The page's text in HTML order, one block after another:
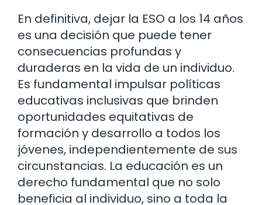
En definitiva, dejar la ESO a los 14 años
es una decisión que puede tener
consecuencias profundas y
duraderas en la vida de un individuo.
Es fundamental impulsar políticas
educativas inclusivas que brinden
oportunidades equitativas de
formación y desarrollo a todos los
jóvenes, independientemente de sus
circunstancias. La educación es un
derecho fundamental que no solo
beneficia al individuo, sino a toda la